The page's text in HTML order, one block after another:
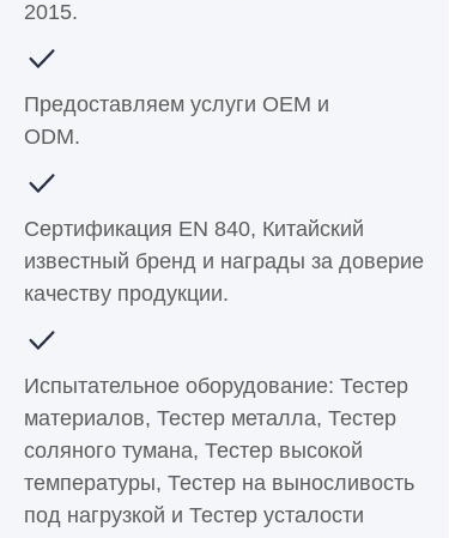
2015.
Предоставляем услуги OEM и
ODM.
Сертификация EN 840, Китайский
известный бренд и награды за доверие
качеству продукции.
Испытательное оборудование: Тестер
материалов, Тестер металла, Тестер
соляного тумана, Тестер высокой
температуры, Тестер на выносливость
под нагрузкой и Тестер усталости